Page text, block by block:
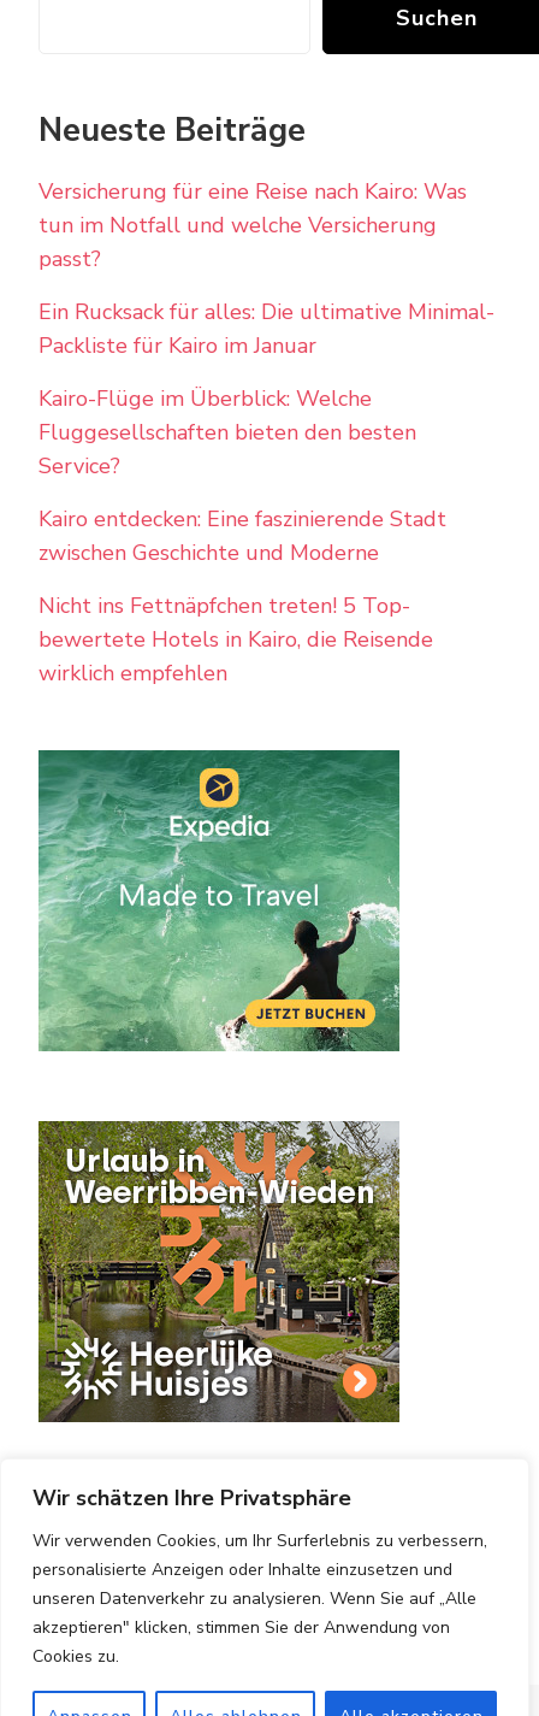
Wir schätzen Ihre Privatsphäre
Wir verwenden Cookies, um Ihr Surferlebnis zu verbessern,
personalisierte Anzeigen oder Inhalte einzusetzen und
unseren Datenverkehr zu analysieren. Wenn Sie auf „Alle
akzeptieren" klicken, stimmen Sie der Anwendung von
Cookies zu.
Suchen
Neueste Beiträge
Versicherung für eine Reise nach Kairo: Was
tun im Notfall und welche Versicherung
passt?
Ein Rucksack für alles: Die ultimative Minimal-
Packliste für Kairo im Januar
Kairo-Flüge im Überblick: Welche
Fluggesellschaften bieten den besten
Service?
Kairo entdecken: Eine faszinierende Stadt
zwischen Geschichte und Moderne
Nicht ins Fettnäpfchen treten! 5 Top-
bewertete Hotels in Kairo, die Reisende
wirklich empfehlen
Copyright © 2025 Hotels Vergleichen.Impressum|
Datenschutzerklärung
Blossom PinThis | Entwickelt
vonBlossom Themes. Bereitgestellt vonWordPress